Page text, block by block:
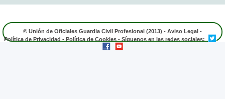
© Unión de Oficiales Guardia Civil Profesional (2013) - Aviso Legal -
Política de Privacidad - Política de Cookies - Síguenos en las redes sociales: